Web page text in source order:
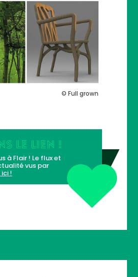
© Full grown
LE LIEN !
à Flair ! Le flux et
vus par
!